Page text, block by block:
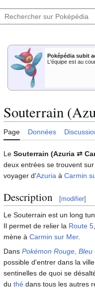
Poképédia subit
L'équipe est au
rencontrés
Souterrain
Page Données
Le Souterrain (Azuria ⇄
deux entrées se trouvent
voyager d'Azuria à Carmin
Description [modifier]
Le Souterrain est un long
Il permet de relier la Route 5
mène à Carmin sur Mer.
Dans Pokémon Rouge Bleu
possible d'entrer dans la
sentinelles de quoi se
du thé dans tous les autres